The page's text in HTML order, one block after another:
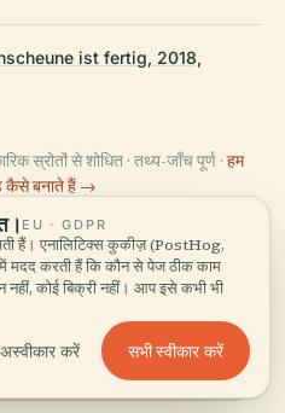
ist fertig, 2018,
स्रोतों से शोधित · तथ्य-जाँच पूर्ण · हम
कैसे बनाते हैं →
EU · GDPR
हैं। एनालिटिक्स कुकीज़ (PostHog,
करती हैं कि कौन से पेज ठीक काम
कोई बिक्री नहीं। आप इसे कभी भी
करें सभी स्वीकार करें